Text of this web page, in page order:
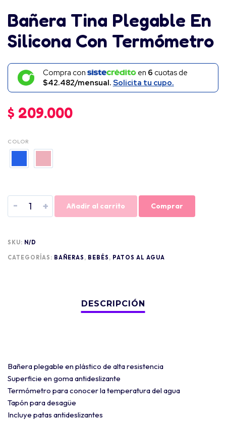
Bañera Tina Plegable En
Silicona Con Termómetro
Compra con en 6 cuotas de
$42.482/mensual. Solicita tu cupo.
$ 209.000
COLOR
- + Añadir al carrito Comprar
SKU: N/D
CATEGORÍAS: BAÑERAS , BEBÉS , PATOS AL AGUA
Bañera plegable en plástico de alta resistencia
Superficie en goma antideslizante
Termómetro para conocer la temperatura del agua
Tapón para desagüe
Incluye patas antideslizantes